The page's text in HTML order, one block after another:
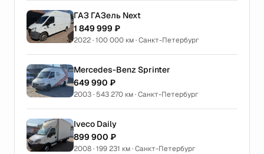
ГАЗ ГАЗель Next
1 849 999 ₽
2022 · 100 000 км · Санкт-Петербург
Mercedes-Benz Sprinter
649 990 ₽
2003 · 543 270 км · Санкт-Петербург
Iveco Daily
899 900 ₽
2008 · 199 231 км · Санкт-Петербург